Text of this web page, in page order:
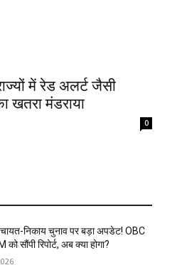
में रेड अलर्ट जैसी
खतरा मंडराया
0
निकाय चुनाव पर बड़ा अपडेट! OBC
सौंपी रिपोर्ट, अब क्या होगा?